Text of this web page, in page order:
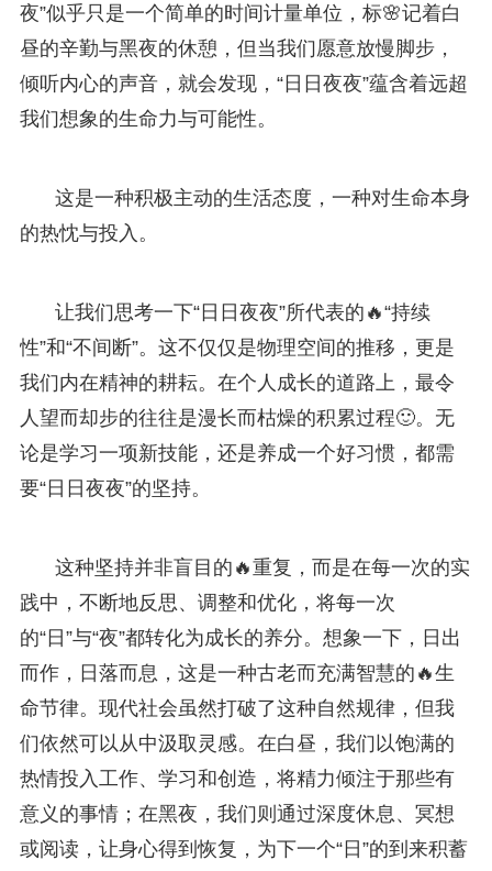
夜”似乎只是一个简单的时间计量单位，标🌸记着白
昼的辛勤与黑夜的休憩，但当我们愿意放慢脚步，
倾听内心的声音，就会发现，“日日夜夜”蕴含着远超
我们想象的生命力与可能性。
这是一种积极主动的生活态度，一种对生命本身
的热忱与投入。
让我们思考一下“日日夜夜”所代表的🔥“持续
性”和“不间断”。这不仅仅是物理空间的推移，更是
我们内在精神的耕耘。在个人成长的道路上，最令
人望而却步的往往是漫长而枯燥的积累过程🙂。无
论是学习一项新技能，还是养成一个好习惯，都需
要“日日夜夜”的坚持。
这种坚持并非盲目的🔥重复，而是在每一次的实
践中，不断地反思、调整和优化，将每一次
的“日”与“夜”都转化为成长的养分。想象一下，日出
而作，日落而息，这是一种古老而充满智慧的🔥生
命节律。现代社会虽然打破了这种自然规律，但我
们依然可以从中汲取灵感。在白昼，我们以饱满的
热情投入工作、学习和创造，将精力倾注于那些有
意义的事情；在黑夜，我们则通过深度休息、冥想
或阅读，让身心得到恢复，为下一个“日”的到来积蓄